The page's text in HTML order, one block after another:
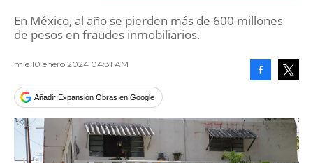
En México, al año se pierden más de 600 millones
de pesos en fraudes inmobiliarios.
mié 10 enero 2024 04:31 AM
Añadir Expansión Obras en Google